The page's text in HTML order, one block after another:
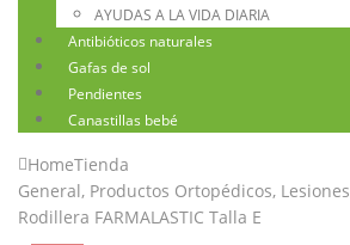
AYUDAS A LA VIDA DIARIA
Antibióticos naturales
Gafas de sol
Pendientes
Canastillas bebé
HomeTienda
General, Productos Ortopédicos, Lesiones
Rodillera FARMALASTIC Talla E